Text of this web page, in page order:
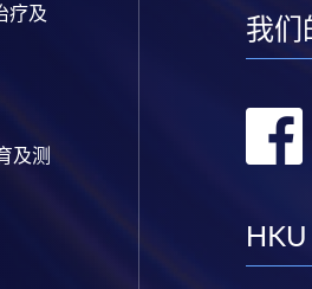
疗及
及测
我们
HKU